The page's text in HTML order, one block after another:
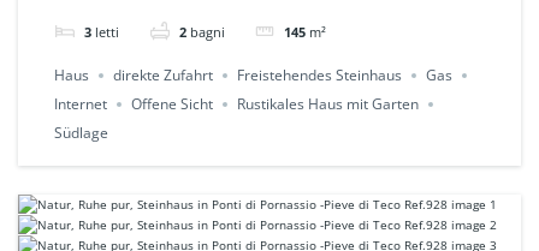
Casanova Lerrone mit
Privatsphäre Ref. 935
3 letti 2 bagni 145 m²
Haus direkte Zufahrt Freistehendes Steinhaus
Gas
Internet
Offene Sicht
Rustikales Haus mit Garten
Südlage